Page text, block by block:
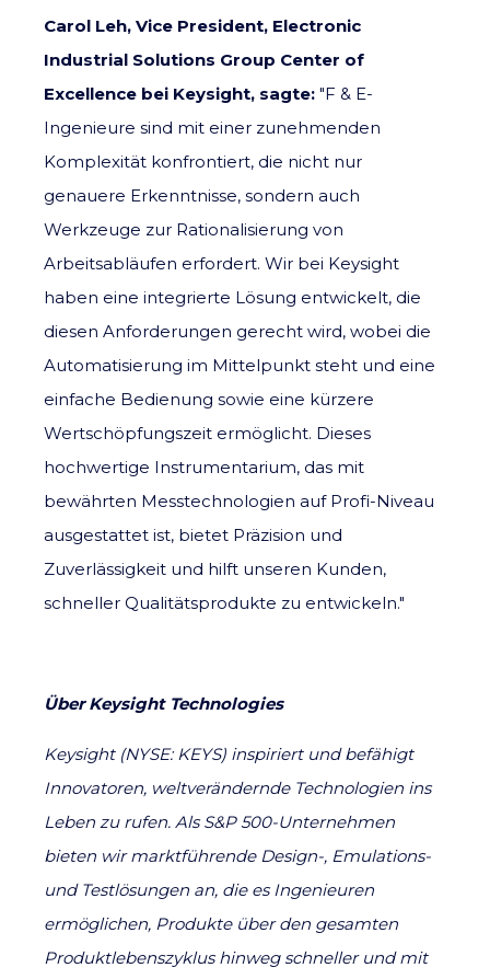
Carol Leh, Vice President, Electronic
Industrial Solutions Group Center of
Excellence bei Keysight, sagte: "F & E-
Ingenieure sind mit einer zunehmenden
Komplexität konfrontiert, die nicht nur
genauere Erkenntnisse, sondern auch
Werkzeuge zur Rationalisierung von
Arbeitsabläufen erfordert. Wir bei Keysight
haben eine integrierte Lösung entwickelt, die
diesen Anforderungen gerecht wird, wobei die
Automatisierung im Mittelpunkt steht und eine
einfache Bedienung sowie eine kürzere
Wertschöpfungszeit ermöglicht. Dieses
hochwertige Instrumentarium, das mit
bewährten Messtechnologien auf Profi-Niveau
ausgestattet ist, bietet Präzision und
Zuverlässigkeit und hilft unseren Kunden,
schneller Qualitätsprodukte zu entwickeln."
Über Keysight Technologies
Keysight (NYSE: KEYS) inspiriert und befähigt
Innovatoren, weltverändernde Technologien ins
Leben zu rufen. Als S&P 500-Unternehmen
bieten wir marktführende Design-, Emulations-
und Testlösungen an, die es Ingenieuren
ermöglichen, Produkte über den gesamten
Produktlebenszyklus hinweg schneller und mit